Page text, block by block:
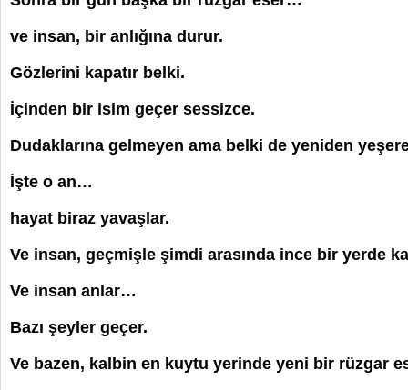
ve insan, bir anlığına durur.
Gözlerini kapatır belki.
İçinden bir isim geçer sessizce.
Dudaklarına gelmeyen ama belki de yeniden
İşte o an…
hayat biraz yavaşlar.
Ve insan, geçmişle şimdi arasında ince bir yerde
Ve insan anlar…
Bazı şeyler geçer.
Ve bazen, kalbin en kuytu yerinde yeni bir rüzgar